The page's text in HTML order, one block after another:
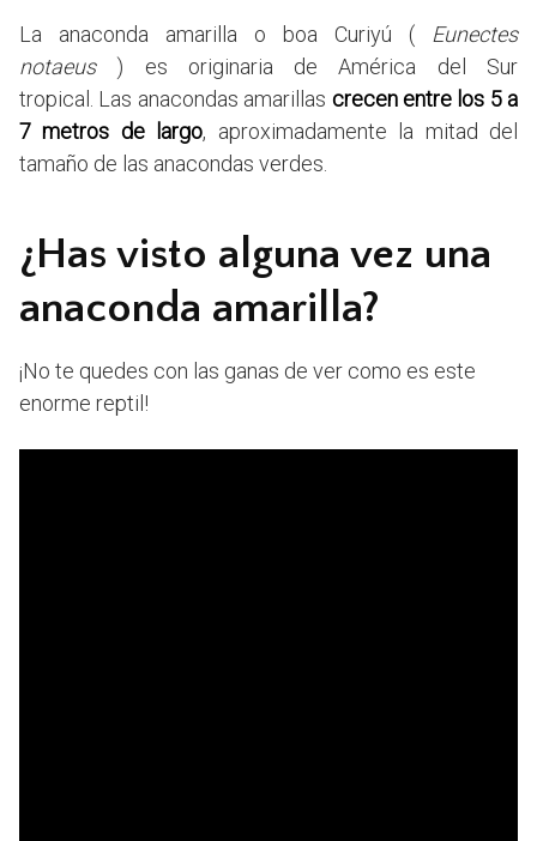
La anaconda amarilla o boa Curiyú ( Eunectes
notaeus) es originaria de América del Sur
tropical. Las anacondas amarillas crecen entre los 5 a
7 metros de largo, aproximadamente la mitad del
tamaño de las anacondas verdes.
¿Has visto alguna vez una
anaconda amarilla?
¡No te quedes con las ganas de ver como es este
enorme reptil!